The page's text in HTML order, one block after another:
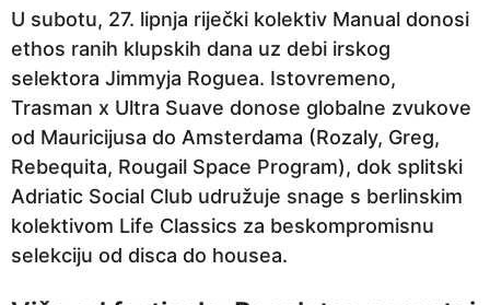
U subotu, 27. lipnja riječki kolektiv Manual donosi
ethos ranih klupskih dana uz debi irskog
selektora Jimmyja Roguea. Istovremeno,
Trasman x Ultra Suave donose globalne zvukove
od Mauricijusa do Amsterdama (Rozaly, Greg,
Rebequita, Rougail Space Program), dok splitski
Adriatic Social Club udružuje snage s berlinskim
kolektivom Life Classics za beskompromisnu
selekciju od disca do housea.